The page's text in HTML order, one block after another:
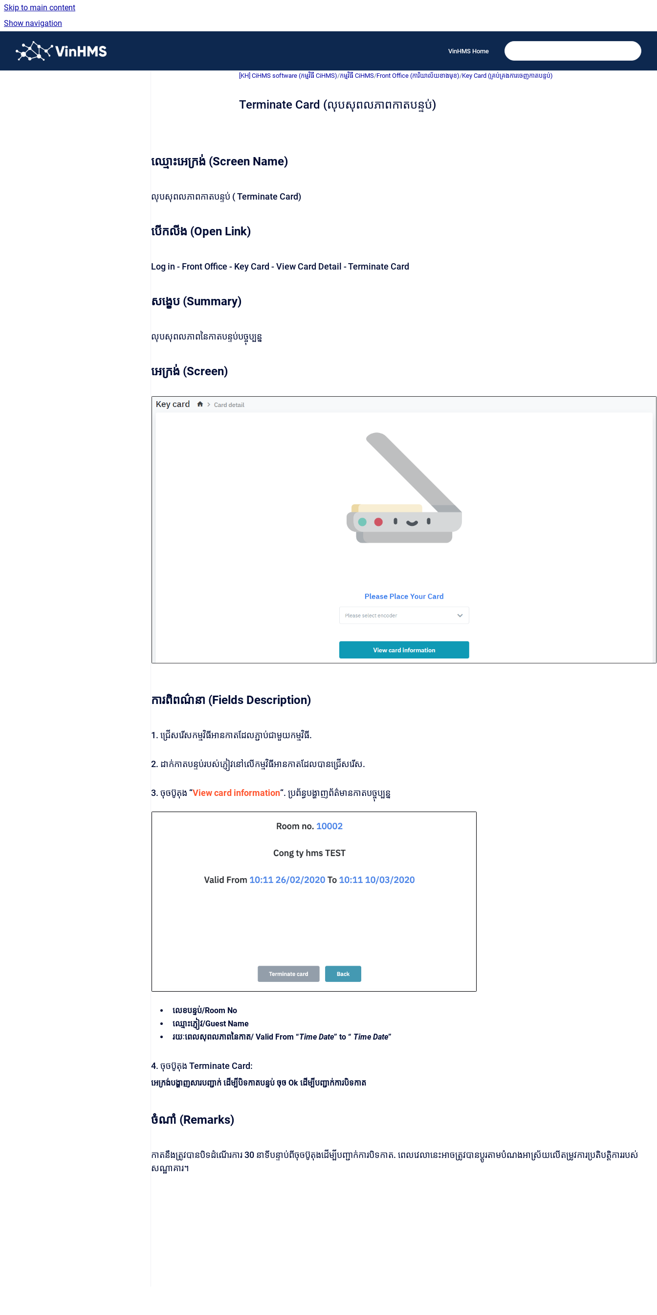
Skip to main content
Show navigation
VinHMS Home
[KH] CiHMS software (កម្មវិធី CiHMS)/កម្មវិធី CiHMS/Front Office (ការិយាល័យខាងមុខ)/Key Card (គ្រប់គ្រងការចេញកាតបន្ទប់)
Terminate Card (លុបសុពលភាពកាតបន្ទប់)
ឈ្មោះអេក្រង់ (Screen Name)
លុបសុពលភាពកាតបន្ទប់ ( Terminate Card)
បើកលីង (Open Link)
Log in - Front Office - Key Card - View Card Detail - Terminate Card
សង្ខេប (Summary)
លុបសុពលភាពនៃកាតបន្ទប់បច្ចុប្បន្ន
អេក្រង់ (Screen)
ការពិពណ៌នា (Fields Description)
1. ជ្រើសរើសកម្មវិធីអានកាតដែលភ្ជាប់ជាមួយកម្មវិធី.
2. ដាក់កាតបន្ទប់របស់ភ្ញៀវនៅលើកម្មវិធីអានកាតដែលបានជ្រើសរើស.
3. ចុចប៊ូតុង “View card information“. ប្រព័ន្ធបង្ហាញព័ត៌មានកាតបច្ចុប្បន្ន
លេខបន្ទប់/Room No
ឈ្មោះភ្ញៀវ/Guest Name
រយៈពេលសុពលភាពនៃកាត/ Valid From “Time Date” to “ Time Date”
4. ចុចប៊ូតុង Terminate Card:
អេក្រង់បង្ហាញសារបញ្ជាក់ ដើម្បីបិទកាតបន្ទប់ ចុច Ok ដើម្បីបញ្ជាក់ការបិទកាត
ចំណាំ (Remarks)
កាតនឹងត្រូវបានបិទដំណើរការ 30 នាទីបន្ទាប់ពីចុចប៊ូតុងដើម្បីបញ្ជាក់ការបិទកាត. ពេលវេលានេះអាចត្រូវបានប្ដូរតាមបំណងអាស្រ័យលើតម្រូវការប្រតិបត្តិការរបស់
សណ្ឋាគារ។